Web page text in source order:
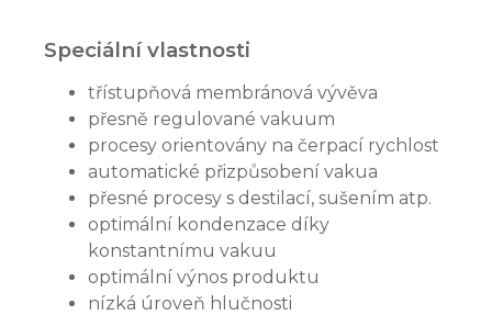
Speciální vlastnosti
třístupňová membránová vývěva
přesně regulované vakuum
procesy orientovány na čerpací rychlost
automatické přizpůsobení vakua
přesné procesy s destilací, sušením atp.
optimální kondenzace díky
konstantnímu vakuu
optimální výnos produktu
nízká úroveň hlučnosti